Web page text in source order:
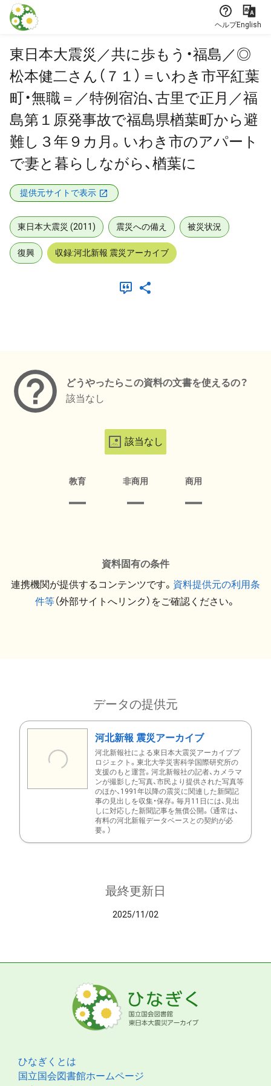
本文に飛ぶ
ヘルプEnglish
東日本大震災／共に歩もう・福島／◎
松本健二さん（７１）＝いわき市平紅葉
町・無職＝／特例宿泊、古里で正月／福
島第１原発事故で福島県楢葉町から避
難し３年９カ月。いわき市のアパート
で妻と暮らしながら、楢葉に
提供元サイトで表示
東日本大震災 (2011) 震災への備え 被災状況
復興 収録:河北新報 震災アーカイブ
どうやったらこの資料の文書を使えるの？
該当なし
該当なし
教育 非商用 商用
資料固有の条件
連携機関が提供するコンテンツです。 資料提供元の利用条
件等（外部サイトへリンク）をご確認ください。
データの提供元
河北新報 震災アーカイブ
河北新報社による東日本大震災アーカイブプ
ロジェクト。東北大学災害科学国際研究所の
支援のもと運営。河北新報社の記者、カメラマ
ンが撮影した写真、市民より提供された写真等
のほか、1991年以降の震災に関連した新聞記
事の見出しを収集・保存。毎月11日には、見出
しに対応した新聞記事を無償公開。（通常は、
有料の河北新報データベースとの契約が必
要。）
最終更新日
2025/11/02
ひなぎくとは
国立国会図書館ホームページ